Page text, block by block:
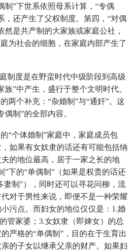
制”下世系依照母系计算，“专偶
，还产生了父权制度。第四，“对偶
然是共产制的大家族或家庭公社，
为社会的细胞，在家庭内部产生了
制度是在野蛮时代中级阶段到高级
族”中产生，盛行于整个文明时代。
两个补充：“杂婚制”与“通奸”。这
制”的全部内容。
“个体婚制”家庭中，家庭成员包
如果有女奴隶的话还有可能包括纳
的地位最高，居于一家之长的地
”下的“单偶制”（如果是权贵的话还
妻制”），同时还可以寻花问柳，流
对于男性来说，即便不是一种荣耀
污点。而妇女的地位仅仅是：1.婚
管家婆；3.女奴隶（即婢女）的总
严格的“单偶制”，目的在于生育出
的子女以继承父亲的财产。如果妇